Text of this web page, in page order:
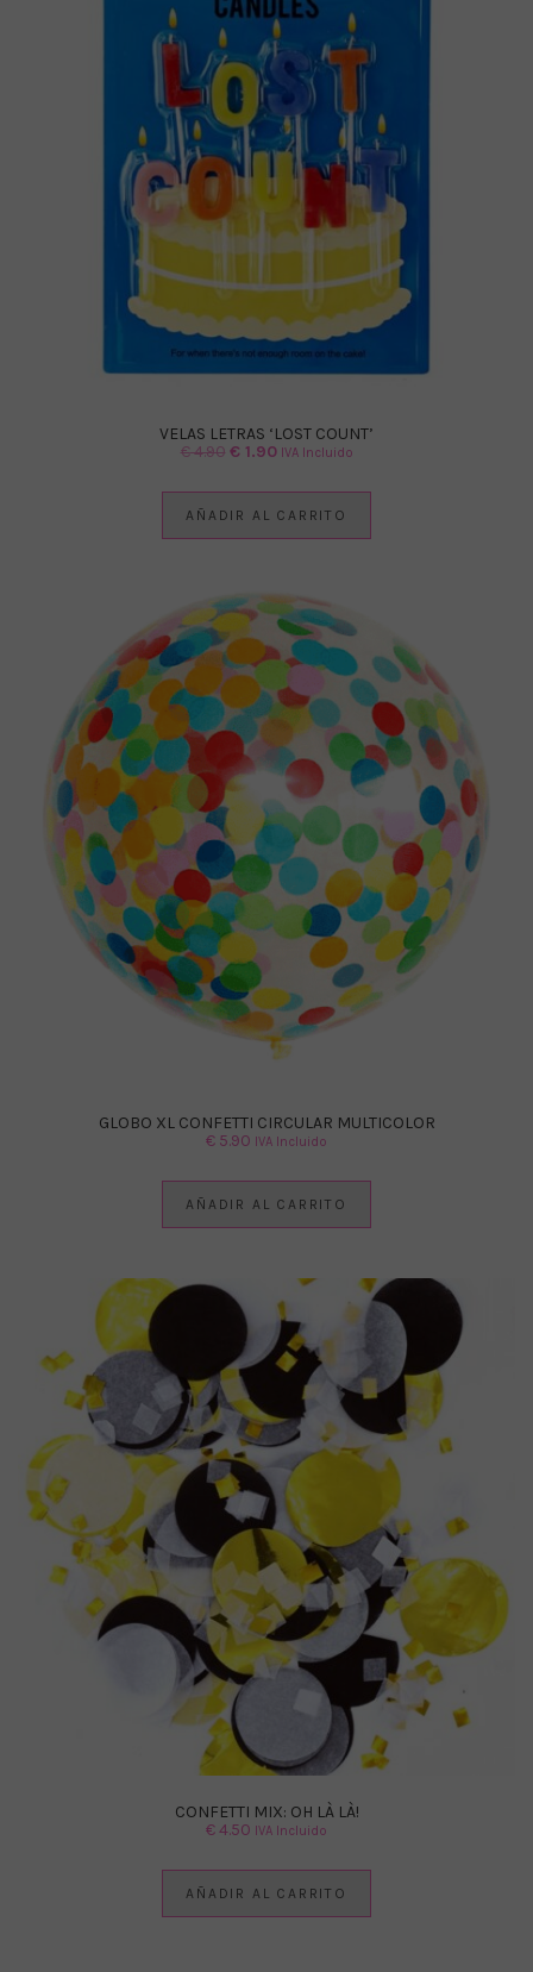
VELAS LETRAS ‘LOST COUNT’
€4.90 El
€1.90ElIVA Incluido
AÑADIR AL CARRITO
GLOBO XL CONFETTI CIRCULAR MULTICOLOR
€ 5.90 IVA Incluido
AÑADIR AL CARRITO
CONFETTI MIX: OH LÀ LÀ!
€4.50 IVA Incluido
AÑADIR AL CARRITO